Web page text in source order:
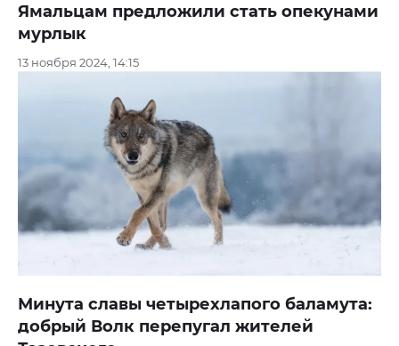
Ямальцам предложили стать опекунами
мурлык
13 ноября 2024, 14:15
Минута славы четырехлапого баламута:
добрый Волк перепугал жителей